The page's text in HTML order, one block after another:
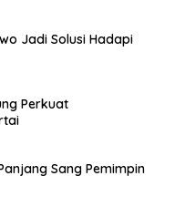
Jadi Solusi Hadapi
Perkuat
Sang Pemimpin